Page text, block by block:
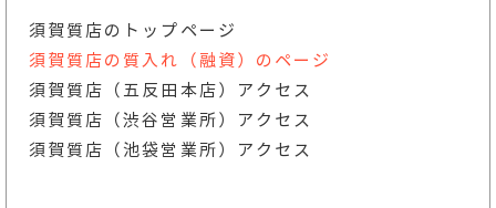
須賀質店のトップページ
須賀質店の質入れ（融資）のページ
須賀質店（五反田本店）アクセス
須賀質店（渋谷営業所）アクセス
須賀質店（池袋営業所）アクセス